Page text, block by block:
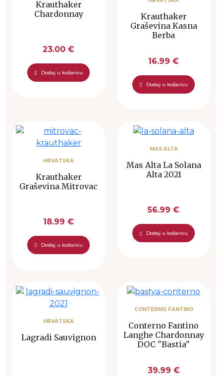
Krauthaker
Chardonnay
23.00 €
Dodaj u košaricu
Krauthaker
Graševina Kasna
Berba
16.99 €
Dodaj u košaricu
HRVATSKA
Krauthaker
Graševina Mitrovac
18.99 €
Dodaj u košaricu
MAS ALTA
Mas Alta La Solana
Alta 2021
56.99 €
Dodaj u košaricu
HRVATSKA
Lagradi Sauvignon
CONTERNO FANTINO
Conterno Fantino
Langhe Chardonnay
DOC "Bastia"
39.99 €